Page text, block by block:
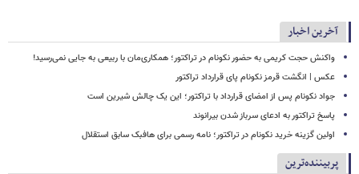
آخرین اخبار
واکنش حجت کریمی به حضور نکونام در تراکتور؛ همکاری‌مان با ربیعی به جایی نمی‌رسید!
عکس | انگشت قرمز نکونام پای قرارداد تراکتور
جواد نکونام پس از امضای قرارداد با تراکتور؛ این یک چالش شیرین است
پاسخ تراکتور به ادعای سرباز شدن بیرانوند
اولین گزینه خرید نکونام در تراکتور؛ نامه رسمی برای هافبک سابق استقلال
پربیننده‌ترین